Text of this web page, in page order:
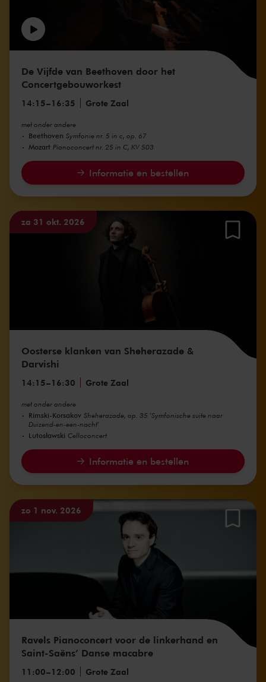
De Vijfde van Beethoven door het
Concertgebouworkest
14:15–16:35 Grote Zaal
met onder andere
Beethoven Symfonie nr. 5 in c, op. 67
Mozart Pianoconcert nr. 25 in C, KV 503
Informatie en bestellen
Oosterse klanken van Sheherazade &
Darvishi
14:15–16:30 Grote Zaal
met onder andere
Rimski-Korsakov Sheherazade, op. 35 'Symfonische suite naar
Duizend-en-een-nacht'
Lutosławski Celloconcert
Informatie en bestellen
za 31 okt. 2026
Ravels Pianoconcert voor de linkerhand en
Saint-Saëns’ Danse macabre
11:00–12:00 Grote Zaal
zo 1 nov. 2026